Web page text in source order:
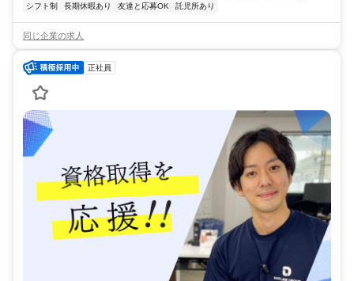
シフト制
長期休暇あり 友達と応募OK 託児所あり
同じ企業の求人
正社員